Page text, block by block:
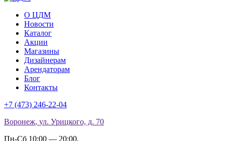
О ЦДМ
Новости
Каталог
Акции
Магазины
Дизайнерам
Арендаторам
Блог
Контакты
+7 (473) 246-22-04
Воронеж, ул. Урицкого, д. 70
Пн-Сб 10:00 — 20:00,